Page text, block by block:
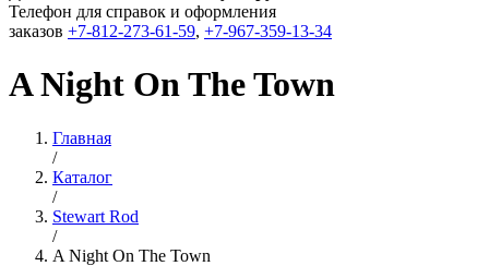
Телефон для справок и оформления
заказов +7-812-273-61-59, +7-967-359-13-34
A Night On The Town
Главная
/
Каталог
/
Stewart Rod
/
A Night On The Town